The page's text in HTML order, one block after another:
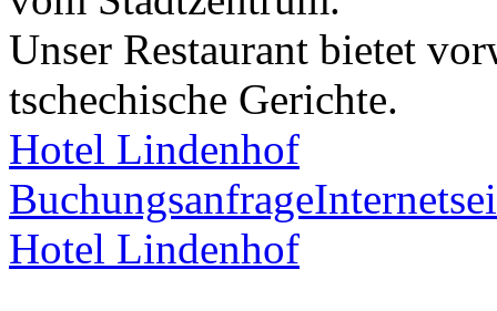
Unser Restaurant bietet
tschechische Gerichte.
Hotel Lindenhof
Buchungsanfrage
Hotel Lindenhof